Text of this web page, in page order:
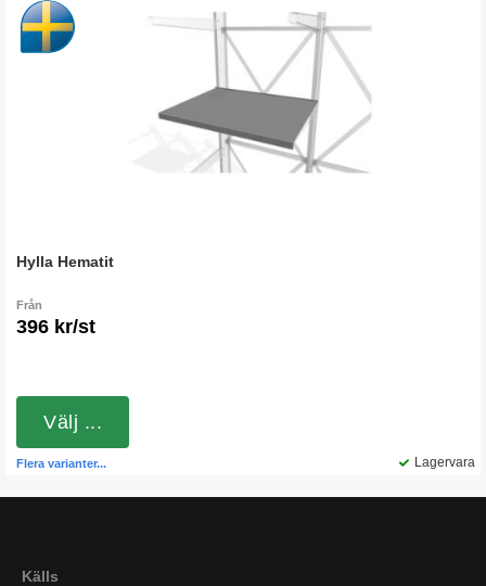
Hylla Hematit
Från
396 kr/st
Lagervara
Flera varianter...
Välj ...
Källs